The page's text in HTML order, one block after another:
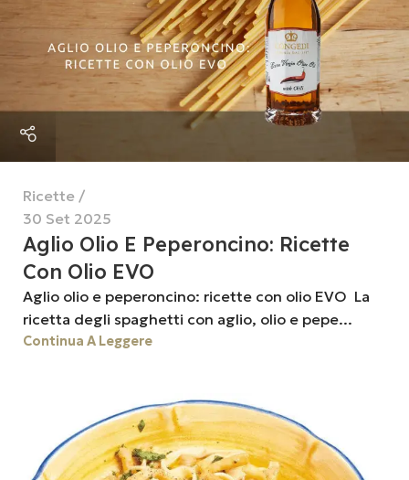
Ricette
30 Set 2025
Aglio Olio E Peperoncino: Ricette
Con Olio EVO
Aglio olio e peperoncino: ricette con olio EVO La
ricetta degli spaghetti con aglio, olio e pepe...
Continua A Leggere